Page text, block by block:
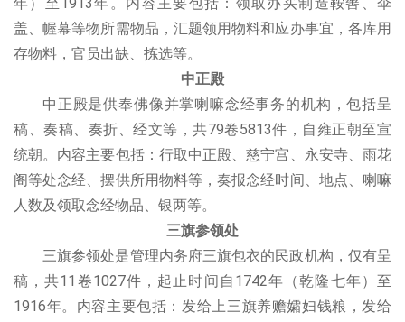
年）至1913年。内容主要包括：领取办买制造鞍辔、伞
盖、幄幕等物所需物品，汇题领用物料和应办事宜，各库用
存物料，官员出缺、拣选等。
中正殿
中正殿是供奉佛像并掌喇嘛念经事务的机构，包括呈
稿、奏稿、奏折、经文等，共79卷5813件，自雍正朝至宣
统朝。内容主要包括：行取中正殿、慈宁宫、永安寺、雨花
阁等处念经、摆供所用物料等，奏报念经时间、地点、喇嘛
人数及领取念经物品、银两等。
三旗参领处
三旗参领处是管理内务府三旗包衣的民政机构，仅有呈
稿，共11卷1027件，起止时间自1742年（乾隆七年）至
1916年。内容主要包括：发给上三旗养赡孀妇钱粮，发给